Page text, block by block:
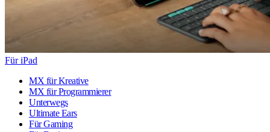
Für iPad
MX für Kreative
MX für Programmierer
Unterwegs
Ultimate Ears
Für Gaming